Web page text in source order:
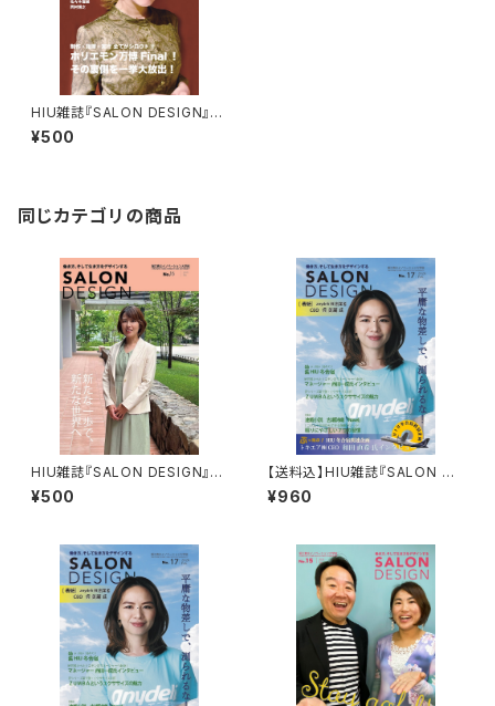
HIU雑誌『SALON DESIGN』v
ol.8（電子版）
¥500
同じカテゴリの商品
HIU雑誌『SALON DESIGN』v
ol.16（電子版）
¥500
【送料込】HIU雑誌『SALON DE
SIGN』vol.17（紙版）
¥960